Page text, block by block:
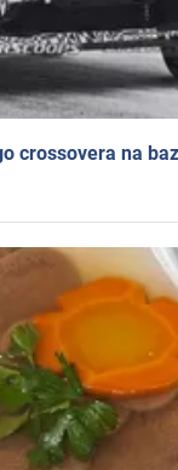
crossovera na